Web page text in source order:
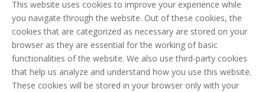
This website uses cookies to improve your experience while
you navigate through the website. Out of these cookies, the
cookies that are categorized as necessary are stored on your
browser as they are essential for the working of basic
functionalities of the website. We also use third-party cookies
that help us analyze and understand how you use this website.
These cookies will be stored in your browser only with your